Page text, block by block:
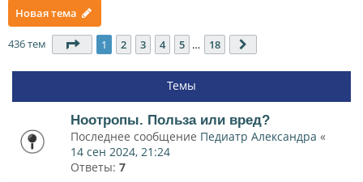
Новая тема
436 тем Страница 1из 18
1 2 3 4 5 … 18
Темы
Ноотропы. Польза или вред?
Последнее сообщение Педиатр Александра «
14 сен 2024, 21:24
Ответы: 7